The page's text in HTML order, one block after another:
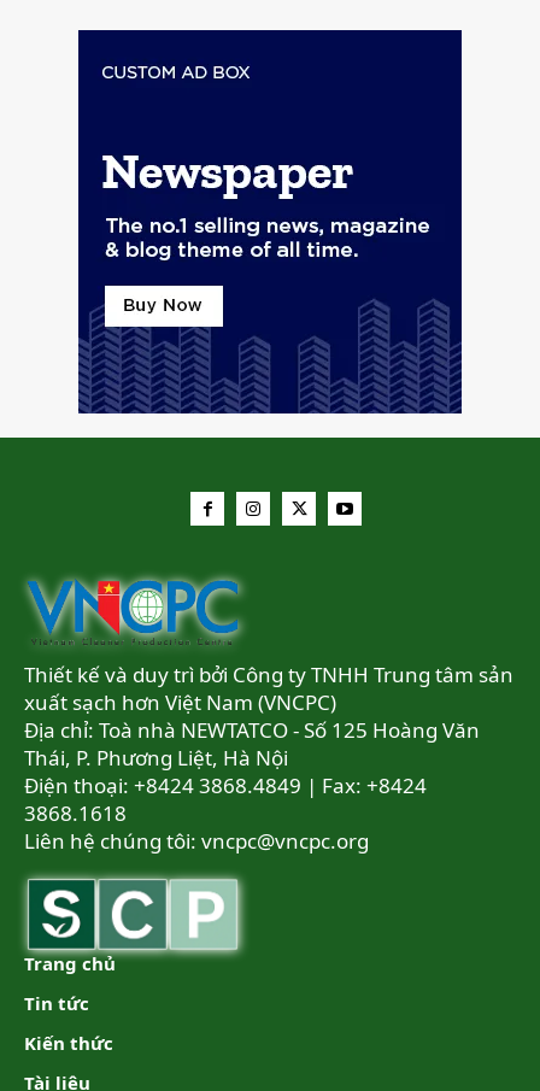
Thiết kế và duy trì bởi Công ty TNHH Trung tâm sản
xuất sạch hơn Việt Nam (VNCPC)
Địa chỉ: Toà nhà NEWTATCO - Số 125 Hoàng Văn
Thái, P. Phương Liệt, Hà Nội
Điện thoại: +8424 3868.4849 | Fax: +8424
3868.1618
Liên hệ chúng tôi: vncpc@vncpc.org
Trang chủ
Tin tức
Kiến thức
Tài liệu